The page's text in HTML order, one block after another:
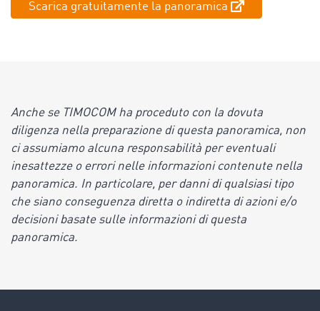
Scarica gratuitamente la panoramica
Anche se TIMOCOM ha proceduto con la dovuta
diligenza nella preparazione di questa panoramica, non
ci assumiamo alcuna responsabilità per eventuali
inesattezze o errori nelle informazioni contenute nella
panoramica. In particolare, per danni di qualsiasi tipo
che siano conseguenza diretta o indiretta di azioni e/o
decisioni basate sulle informazioni di questa
panoramica.